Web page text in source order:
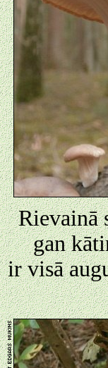
Rievainā
gan
ir visā